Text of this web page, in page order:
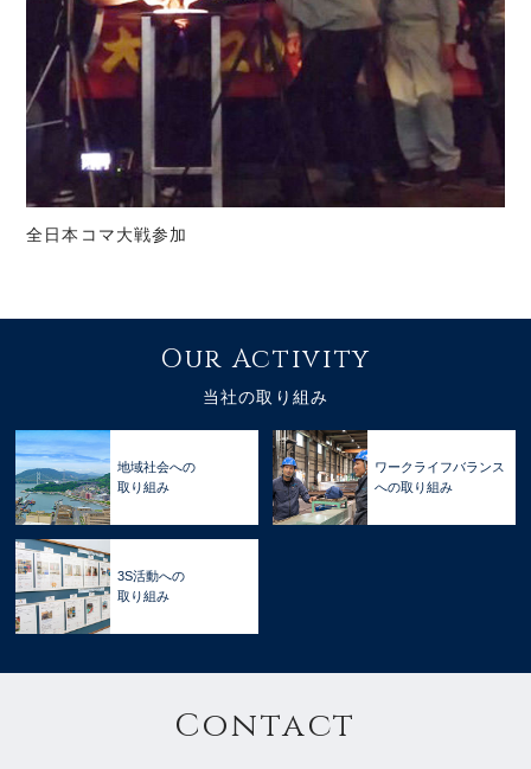
全日本コマ大戦参加
Our Activity
当社の取り組み
地域社会への
取り組み
ワークライフバランス
への取り組み
3S活動への
取り組み
Contact